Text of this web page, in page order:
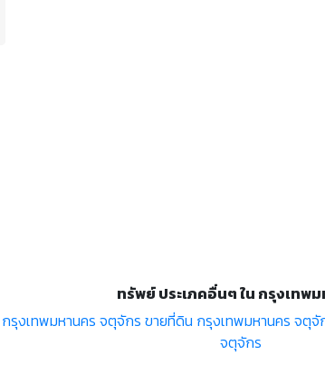
ทรัพย์ ประเภคอื่นๆ ใน กรุงเทพ
รุงเทพมหานคร จตุจักร ขายที่ดิน กรุงเทพมหานคร จตุจั
จตุจักร